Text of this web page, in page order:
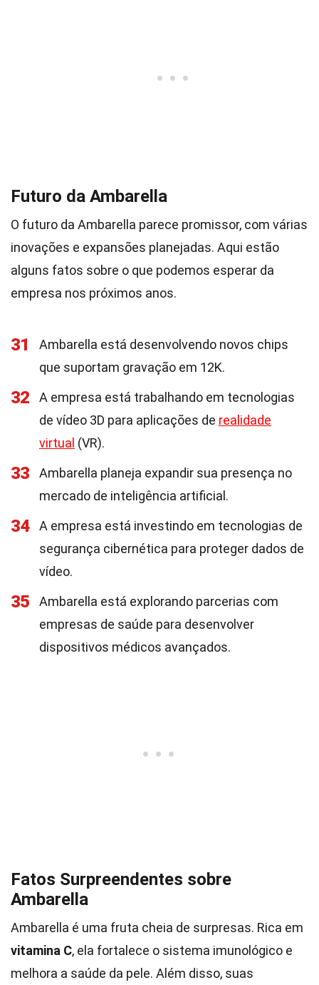
Futuro da Ambarella
O futuro da Ambarella parece promissor, com várias
inovações e expansões planejadas. Aqui estão
alguns fatos sobre o que podemos esperar da
empresa nos próximos anos.
31
Ambarella está desenvolvendo novos chips
que suportam gravação em 12K.
32
A empresa está trabalhando em tecnologias
de vídeo 3D para aplicações de realidade
virtual (VR).
33
Ambarella planeja expandir sua presença no
mercado de inteligência artificial.
34
A empresa está investindo em tecnologias de
segurança cibernética para proteger dados de
vídeo.
35
Ambarella está explorando parcerias com
empresas de saúde para desenvolver
dispositivos médicos avançados.
Fatos Surpreendentes sobre
Ambarella
Ambarella é uma fruta cheia de surpresas. Rica em
vitamina C, ela fortalece o sistema imunológico e
melhora a saúde da pele. Além disso, suas